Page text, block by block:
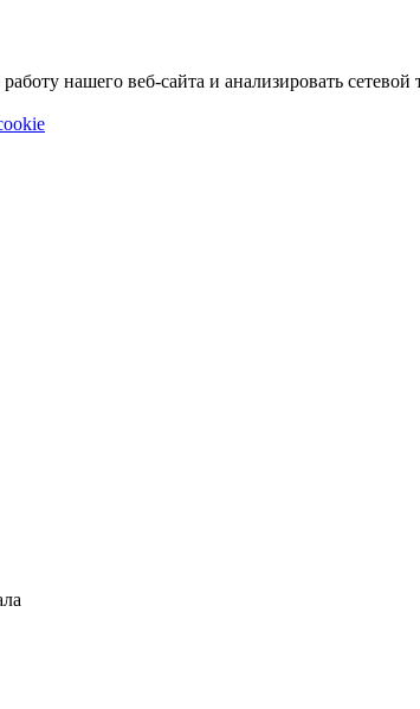
нашего веб-сайта и анализировать сетевой